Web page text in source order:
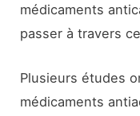
médicaments
passer à travers
Plusieurs études
médicaments